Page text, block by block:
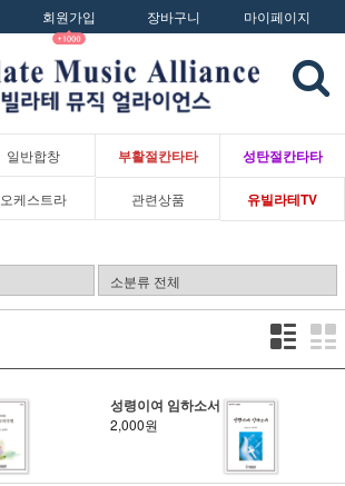
회원가입 장바구니 마이페이지
일반합창 부활절칸타타 성탄절칸타타
오케스트라 관련상품 유빌라테TV
성령이여 임하소서
2,000원